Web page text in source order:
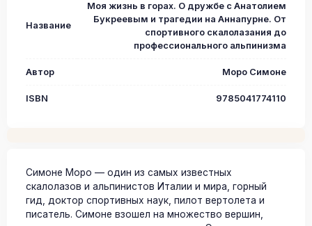
Название
Моя жизнь в горах. О дружбе с Анатолием
Букреевым и трагедии на Аннапурне. От
спортивного скалолазания до
профессионального альпинизма
Автор Моро Симоне
ISBN 9785041774110
Симоне Моро — один из самых известных
скалолазов и альпинистов Италии и мира, горный
гид, доктор спортивных наук, пилот вертолета и
писатель. Симоне взошел на множество вершин,